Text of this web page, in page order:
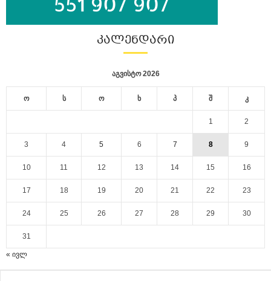
ᲙᲐᲚᲔᲜᲓᲐᲠᲘ
აგვისტო 2026
ო ს ო ხ პ შ კ
1 2
3 4 5 6 7 8 9
10 11 12 13 14 15 16
17 18 19 20 21 22 23
24 25 26 27 28 29 30
31
« ივლ